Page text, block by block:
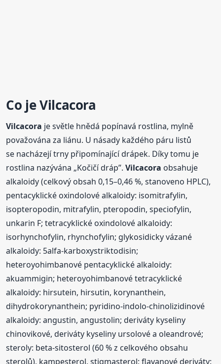
Co jeVilcacora
Vilcacora je světle hnědá popínavá rostlina, mylně
považována za liánu. U násady každého páru listů
se nacházejí trny připomínající drápek. Díky tomu je
rostlina nazývána „Kočičí dráp”.Vilcacora obsahuje
alkaloidy (celkový obsah 0,15–0,46 %, stanoveno HPLC),
pentacyklické oxindolové alkaloidy: isomitrafylin,
isopteropodin, mitrafylin, pteropodin, speciofylin,
unkarin F; tetracyklické oxindolové alkaloidy:
isorhynchofylin, rhynchofylin; glykosidicky vázané
alkaloidy: 5alfa-karboxystriktodisin;
heteroyohimbanové pentacyklické alkaloidy:
akuammigin; heteroyohimbanové tetracyklické
alkaloidy: hirsutein, hirsutin, korynanthein,
dihydrokorynanthein; pyridino-indolo-chinolizidinové
alkaloidy: angustin, angustolin; deriváty kyseliny
chinovikové, deriváty kyseliny ursolové a oleandrové;
steroly: beta-sitosterol (60 % z celkového obsahu
sterolů), kampesterol, stigmasterol; flavanové deriváty: